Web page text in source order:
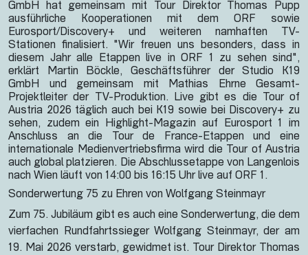
GmbH hat gemeinsam mit Tour Direktor Thomas Pupp
ausführliche Kooperationen mit dem ORF sowie
Eurosport/Discovery+ und weiteren namhaften TV-
Stationen finalisiert. "Wir freuen uns besonders, dass in
diesem Jahr alle Etappen live in ORF 1 zu sehen sind",
erklärt Martin Böckle, Geschäftsführer der Studio K19
GmbH und gemeinsam mit Mathias Ehrne Gesamt-
Projektleiter der TV-Produktion. Live gibt es die Tour of
Austria 2026 täglich auch bei K19 sowie bei Discovery+ zu
sehen, zudem ein Highlight-Magazin auf Eurosport 1 im
Anschluss an die Tour de France-Etappen und eine
internationale Medienvertriebsfirma wird die Tour of Austria
auch global platzieren. Die Abschlussetappe von Langenlois
nach Wien läuft von 14:00 bis 16:15 Uhr live auf ORF 1.
Sonderwertung 75 zu Ehren von Wolfgang Steinmayr
Zum 75. Jubiläum gibt es auch eine Sonderwertung, die dem
vierfachen Rundfahrtssieger Wolfgang Steinmayr, der am
19. Mai 2026 verstarb, gewidmet ist. Tour Direktor Thomas